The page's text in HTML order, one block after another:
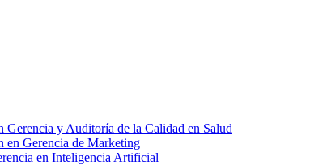
Gerencia y Auditoría de la Calidad en Salud
en Gerencia de Marketing
en Inteligencia Artificial